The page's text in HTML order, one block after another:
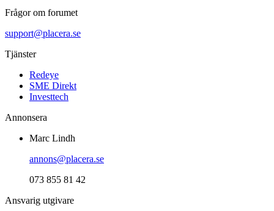
Frågor om forumet
support@placera.se
Tjänster
Redeye
SME Direkt
Investtech
Annonsera
Marc Lindh
annons@placera.se
073 855 81 42
Ansvarig utgivare